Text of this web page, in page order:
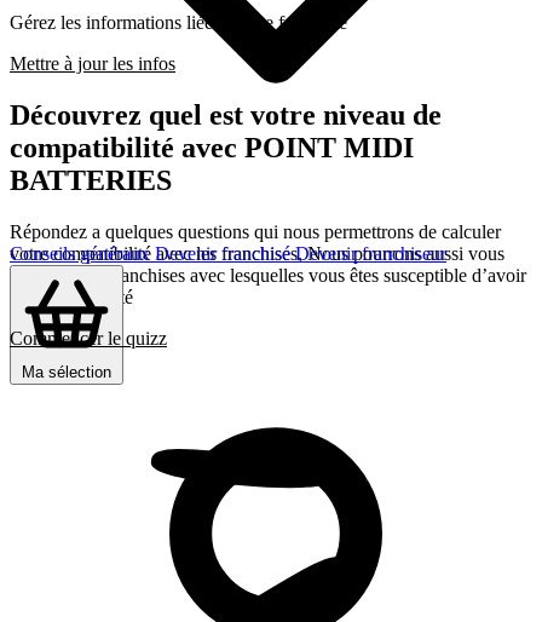
Conseils générauxDevenir franchiséDevenir franchiseur
Ma sélection
Gérez les informations liées a cette franchise
Mettre à jour les infos
Découvrez quel est votre niveau de
compatibilité avec POINT MIDI
BATTERIES
Répondez a quelques questions qui nous permettrons de calculer
votre compatibilité avec les franchises, Nous pourrons aussi vous
présenter les franchises avec lesquelles vous êtes susceptible d’avoir
le plus d’affinité
Commencer le quizz